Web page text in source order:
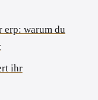
erp: warum du
ihr